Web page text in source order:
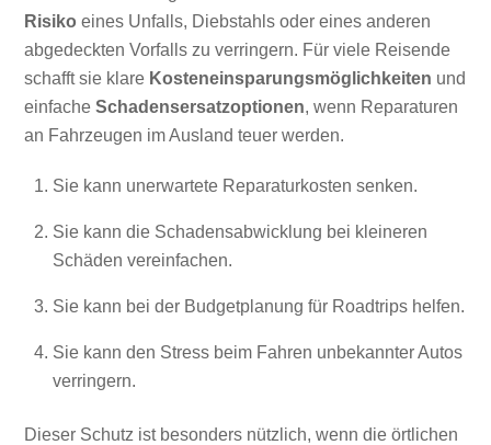
Risiko eines Unfalls, Diebstahls oder eines anderen
abgedeckten Vorfalls zu verringern. Für viele Reisende
schafft sie klare Kosteneinsparungsmöglichkeiten und
einfacheSchadensersatzoptionen, wenn Reparaturen
an Fahrzeugen im Ausland teuer werden.
Sie kann unerwartete Reparaturkosten senken.
Sie kann die Schadensabwicklung bei kleineren
Schäden vereinfachen.
Sie kann bei der Budgetplanung für Roadtrips helfen.
Sie kann den Stress beim Fahren unbekannter Autos
verringern.
Dieser Schutz ist besonders nützlich, wenn die örtlichen